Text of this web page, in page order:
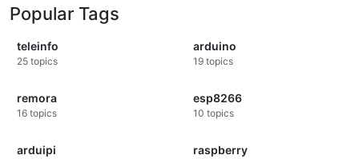
Popular Tags
teleinfo
25 topics
arduino
19 topics
remora
16 topics
esp8266
10 topics
arduipi raspberry